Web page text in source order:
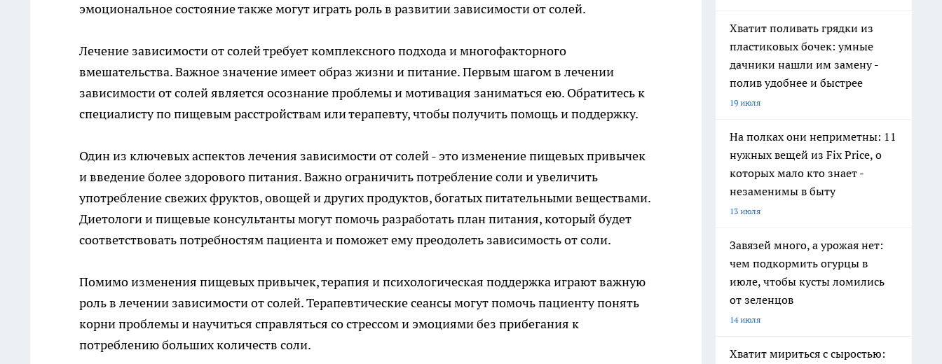
эмоциональное состояние также могут играть роль в развитии зависимости от солей.
Лечение зависимости от солей требует комплексного подхода и многофакторного
вмешательства. Важное значение имеет образ жизни и питание. Первым шагом в лечении
зависимости от солей является осознание проблемы и мотивация заниматься ею. Обратитесь к
специалисту по пищевым расстройствам или терапевту, чтобы получить помощь и поддержку.
Один из ключевых аспектов лечения зависимости от солей - это изменение пищевых привычек
и введение более здорового питания. Важно ограничить потребление соли и увеличить
употребление свежих фруктов, овощей и других продуктов, богатых питательными веществами.
Диетологи и пищевые консультанты могут помочь разработать план питания, который будет
соответствовать потребностям пациента и поможет ему преодолеть зависимость от соли.
Помимо изменения пищевых привычек, терапия и психологическая поддержка играют важную
роль в лечении зависимости от солей. Терапевтические сеансы могут помочь пациенту понять
корни проблемы и научиться справляться со стрессом и эмоциями без прибегания к
потреблению больших количеств соли.
Хватит поливать грядки из
пластиковых бочек: умные
дачники нашли им замену -
полив удобнее и быстрее
19 июля
На полках они неприметны: 11
нужных вещей из Fix Price, о
которых мало кто знает -
незаменимы в быту
13 июля
Завязей много, а урожая нет:
чем подкормить огурцы в
июле, чтобы кусты ломились
от зеленцов
14 июля
Хватит мириться с сыростью: